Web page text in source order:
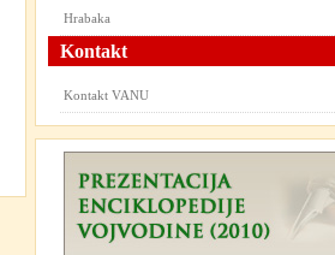
Hrabaka
Kontakt
Kontakt VANU